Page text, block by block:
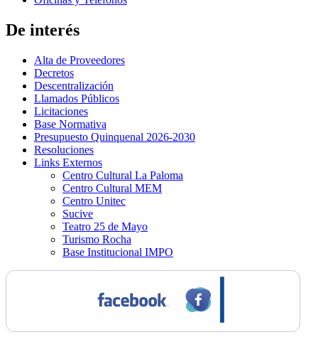
De interés
Alta de Proveedores
Decretos
Descentralización
Llamados Públicos
Licitaciones
Base Normativa
Presupuesto Quinquenal 2026-2030
Resoluciones
Links Externos
Centro Cultural La Paloma
Centro Cultural MEM
Centro Unitec
Sucive
Teatro 25 de Mayo
Turismo Rocha
Base Institucional IMPO